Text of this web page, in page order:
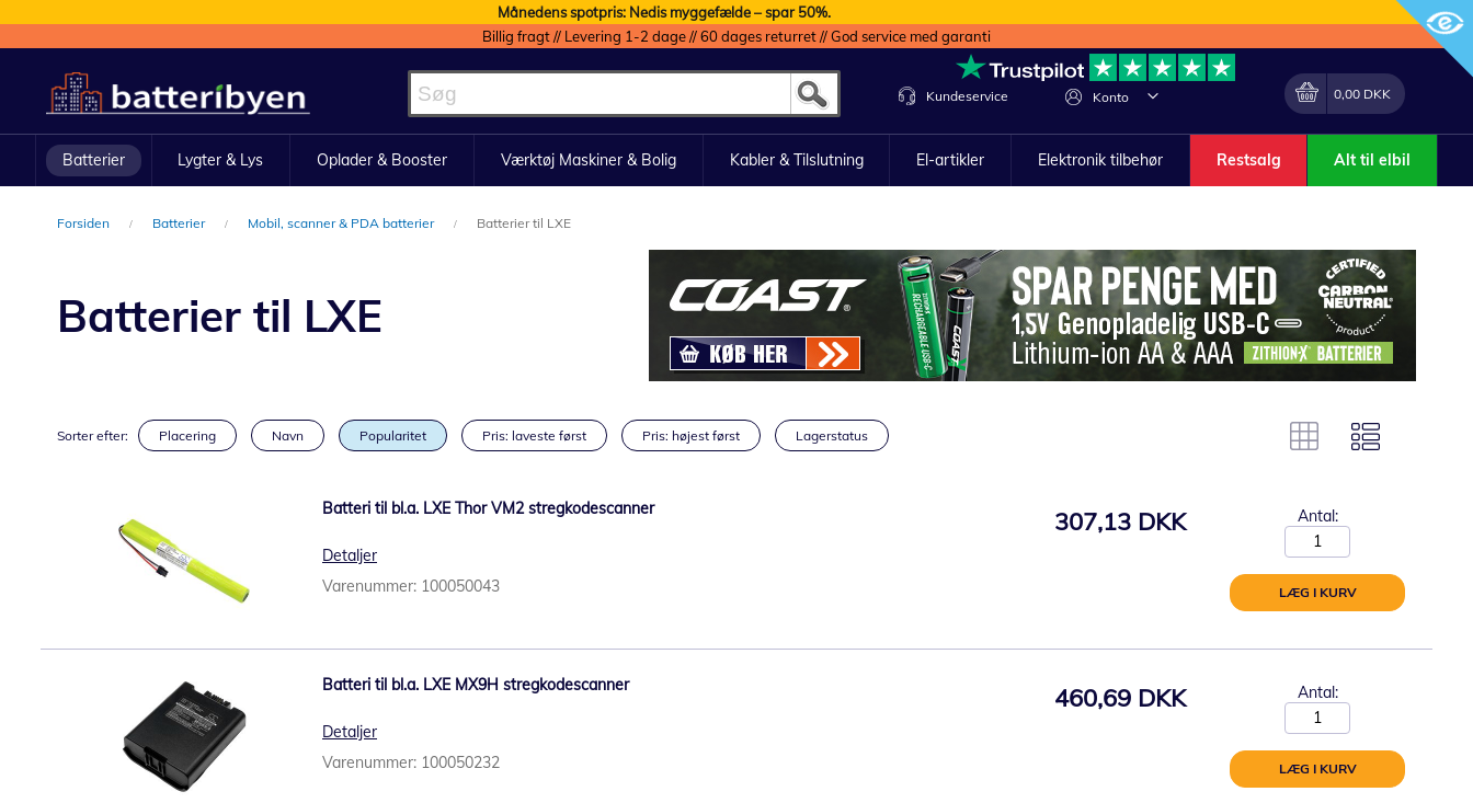
Månedens spotpris: Nedis myggefælde – spar 50%.
Billig fragt // Levering 1-2 dage // 60 dages returret // God service med garanti
to
Content
Konto
Lave
Min indkøbskurv
0,00 DKK
Kundeservice
Batterier Lygter & Lys Oplader & Booster Værktøj Maskiner & Bolig Kabler & Tilslutning El-artikler Elektronik tilbehør Restsalg Alt til elbil
Forsiden Batterier Mobil, scanner & PDA batterier Batterier til LXE
Batterier til LXE
Sorter efter: Placering Navn Popularitet Pris: laveste først Pris: højest først Lagerstatus
Batteri til bl.a. LXE Thor VM2 stregkodescanner
Detaljer
Varenummer: 100050043
307,13 DKK Antal:
LÆG I KURV
Batteri til bl.a. LXE MX9H stregkodescanner
Detaljer
Varenummer: 100050232
460,69 DKK Antal:
LÆG I KURV